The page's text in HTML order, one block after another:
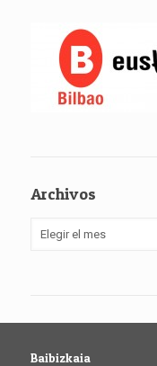
Archivos
Baibizkaia